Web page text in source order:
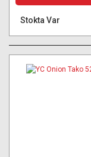
Stokta Var